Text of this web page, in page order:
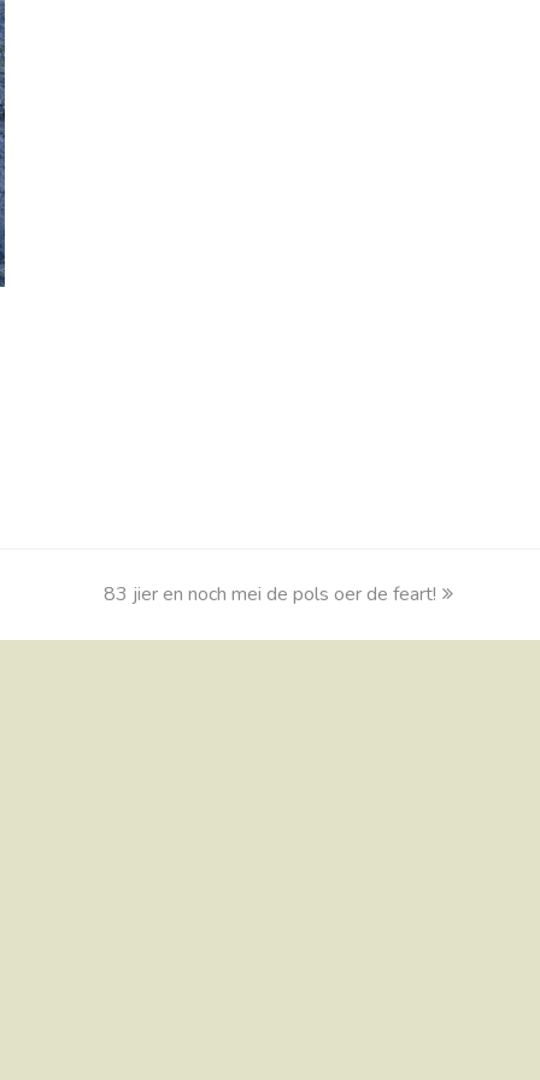
next
83 jier en noch mei de pols oer de feart!